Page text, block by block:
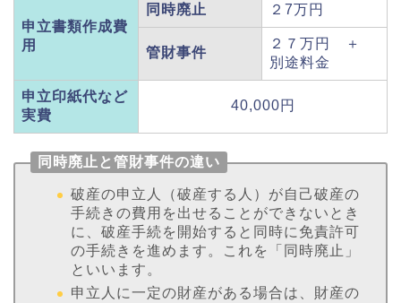
申立書類作成費
用
同時廃止 ２7万円
管財事件
２７万円 ＋
別途料金
申立印紙代など
実費
40,000円
同時廃止と管財事件の違い
破産の申立人（破産する人）が自己破産の
手続きの費用を出せることができないとき
に、破産手続を開始すると同時に免責許可
の手続きを進めます。これを「同時廃止」
といいます。
申立人に一定の財産がある場合は、財産の